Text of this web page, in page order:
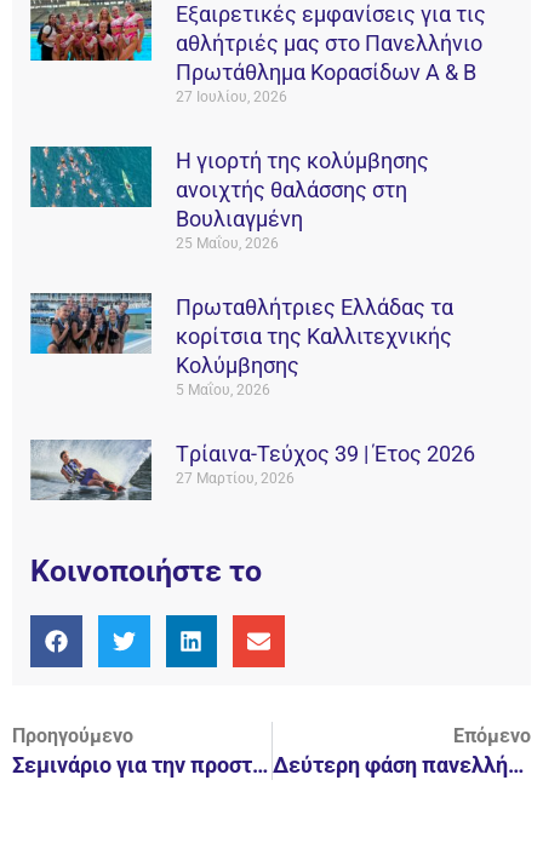
Εξαιρετικές εμφανίσεις για τις
αθλήτριές μας στο Πανελλήνιο
Πρωτάθλημα Κορασίδων Α & Β
27 Ιουλίου, 2026
Η γιορτή της κολύμβησης
ανοιχτής θαλάσσης στη
Βουλιαγμένη
25 Μαΐου, 2026
Πρωταθλήτριες Ελλάδας τα
κορίτσια της Καλλιτεχνικής
Κολύμβησης
5 Μαΐου, 2026
Tρίαινα-Τεύχος 39 | Έτος 2026
27 Μαρτίου, 2026
Κοινοποιήστε το
Προηγούμενο
Σεμινάριο για την προστασία του καρχαρία και του θαλάσσιου οικοσυστήματος
Επόμενο
Δεύτερη φάση πανελλήνιου πρωταθλήματος υδατοσφαίρισης εφήβων